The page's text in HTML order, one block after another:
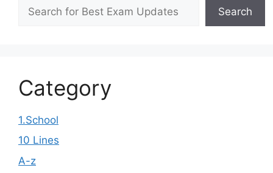
Search
Category
1.School
10 Lines
A-z